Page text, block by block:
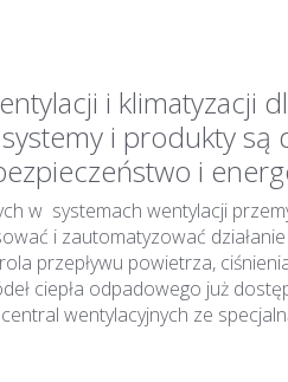
i klimatyzacji
i produkty są
i
w systemach wentylacji
i zautomatyzować działanie
przepływu powietrza,
ciepła odpadowego już
wentylacyjnych ze